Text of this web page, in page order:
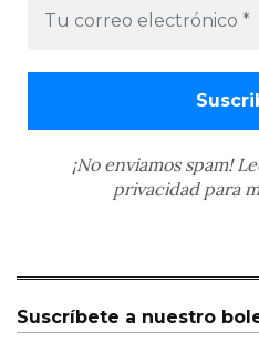
¡No enviamos spam!
privacidadpara
Suscríbete a nuestro